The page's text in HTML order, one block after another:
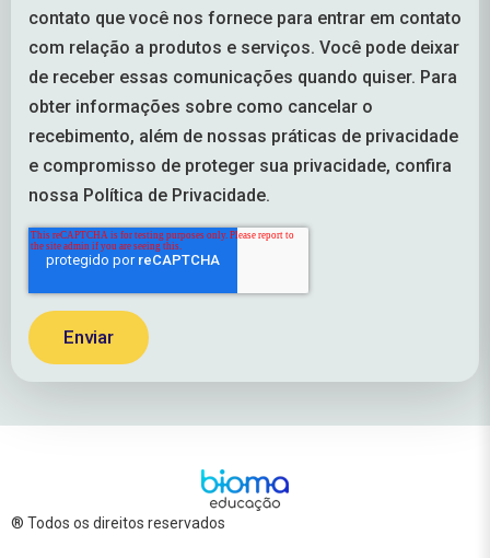
contato que você nos fornece para entrar em contato
com relação a produtos e serviços. Você pode deixar
de receber essas comunicações quando quiser. Para
obter informações sobre como cancelar o
recebimento, além de nossas práticas de privacidade
e compromisso de proteger sua privacidade, confira
nossa Política de Privacidade.
® Todos os direitos reservados